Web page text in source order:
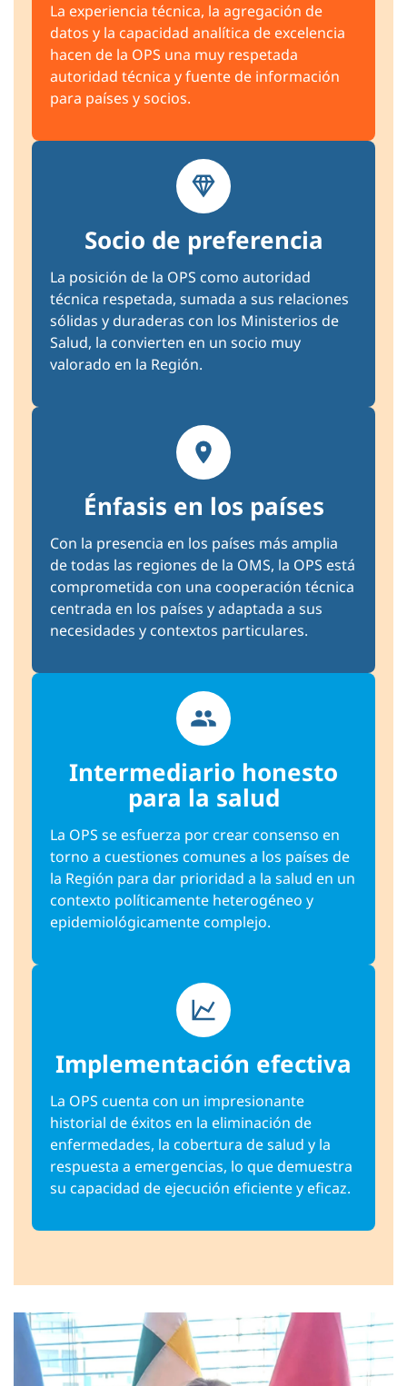
La experiencia técnica, la agregación de
datos y la capacidad analítica de excelencia
hacen de la OPS una muy respetada
autoridad técnica y fuente de información
para países y socios.
Socio de preferencia
La posición de la OPS como autoridad
técnica respetada, sumada a sus relaciones
sólidas y duraderas con los Ministerios de
Salud, la convierten en un socio muy
valorado en la Región.
Énfasis en los países
Con la presencia en los países más amplia
de todas las regiones de la OMS, la OPS está
comprometida con una cooperación técnica
centrada en los países y adaptada a sus
necesidades y contextos particulares.
Intermediario honesto
para la salud
La OPS se esfuerza por crear consenso en
torno a cuestiones comunes a los países de
la Región para dar prioridad a la salud en un
contexto políticamente heterogéneo y
epidemiológicamente complejo.
Implementación efectiva
La OPS cuenta con un impresionante
historial de éxitos en la eliminación de
enfermedades, la cobertura de salud y la
respuesta a emergencias, lo que demuestra
su capacidad de ejecución eficiente y eficaz.